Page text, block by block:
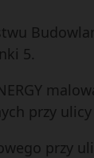
5.
przy
przy